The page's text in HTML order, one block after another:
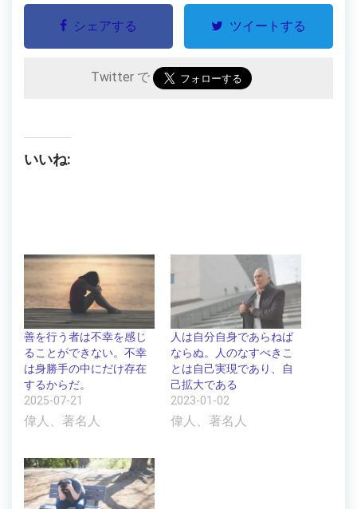
シェアする ツイートする
Twitter で
いいね:
善を行う者は不幸を感じ
ることができない。不幸
は身勝手の中にだけ存在
するからだ。
2025-07-21
偉人、著名人
人は自分自身であらねば
ならぬ。人のなすべきこ
とは自己実現であり、自
己拡大である
2023-01-02
偉人、著名人